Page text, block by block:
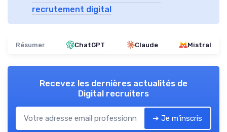
recrutement digital
Résumer ChatGPT Claude Mistral
Recevez les dernières actualités de
Digital recruiters
➔ Je m'inscris